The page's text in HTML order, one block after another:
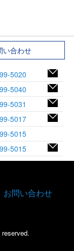
い合わせ
5020
5040
5031
5017
5015
5015
お問い合わせ